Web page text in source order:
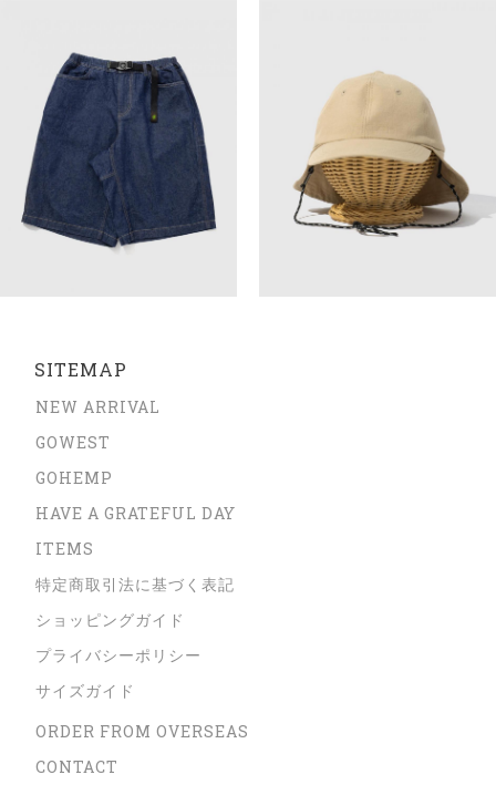
SITEMAP
NEW ARRIVAL
GOWEST
GOHEMP
HAVE A GRATEFUL DAY
ITEMS
特定商取引法に基づく表記
ショッピングガイド
プライバシーポリシー
サイズガイド
ORDER FROM OVERSEAS
CONTACT